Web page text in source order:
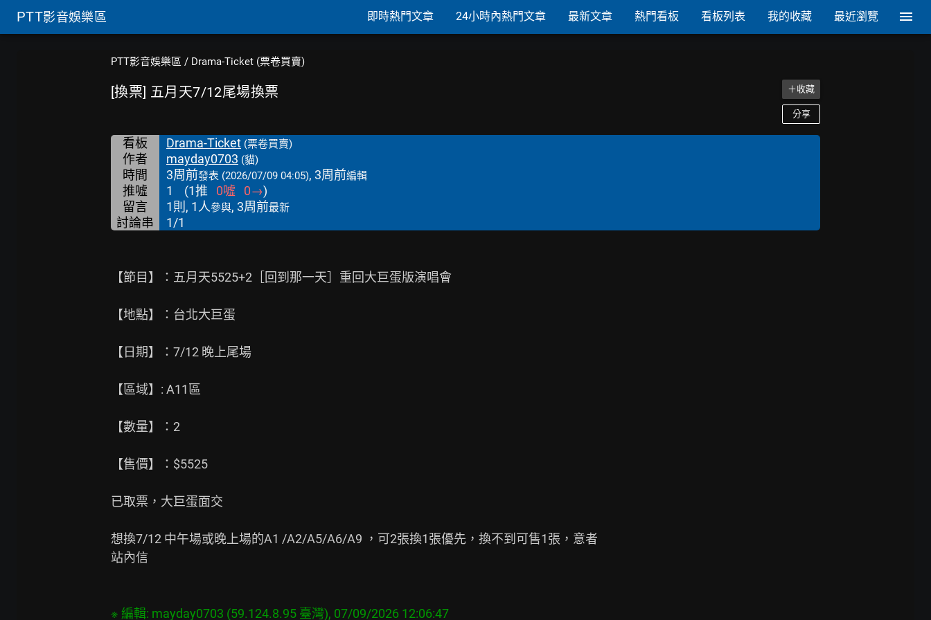
PTT影音娛樂區 即時熱門文章 24小時內熱門文章 最新文章 熱門看板 看板列表 我的收藏 最近瀏覽
PTT影音娛樂區 / Drama-Ticket (票卷買賣)
[換票] 五月天7/12尾場換票 ＋收藏
分享
看板 Drama-Ticket (票卷買賣)
作者 mayday0703 (貓)
時間 3周前發表 (2026/07/09 04:05), 3周前編輯
推噓 1 (1推 0噓 0→)
留言
1則, 1人參與, 3周前最新
討論串 1/1
【節目】：五月天5525+2［回到那一天］重回大巨蛋版演唱會
【地點】：台北大巨蛋
【日期】：7/12 晚上尾場
【區域】: A11區
【數量】：2
【售價】：$5525
已取票，大巨蛋面交
想換7/12 中午場或晚上場的A1 /A2/A5/A6/A9 ，可2張換1張優先，換不到可售1張，意者
站內信